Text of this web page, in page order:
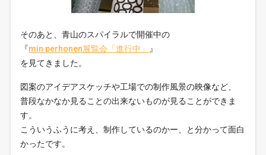
そのあと、青山のスパイラルで開催中の
『min perhonen展覧会「進行中」 』
を見てきました。
図案のアイデアスケッチや工場での制作風景の映像など、
普段なかなか見ることの出来ないものが見ることができま
す。
こういうふうに考え、制作しているのかー、と分かって面白
かったです。